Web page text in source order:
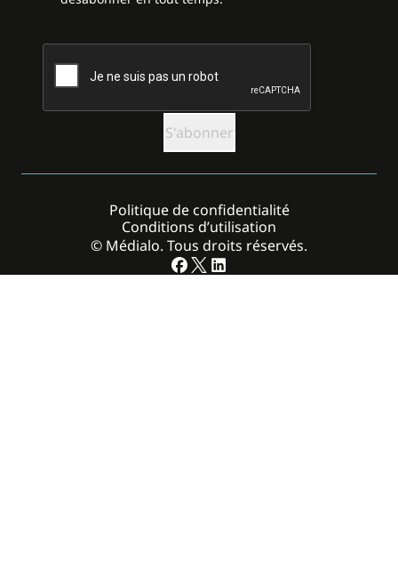
© Médialo. Tous droits réservés.
Politique de confidentialité
Conditions d’utilisation